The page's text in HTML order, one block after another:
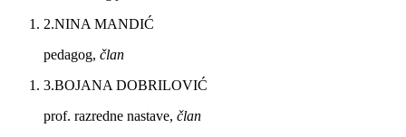
2.NINA MANDIĆ
pedagog, član
3.BOJANA DOBRILOVIĆ
prof. razredne nastave, član